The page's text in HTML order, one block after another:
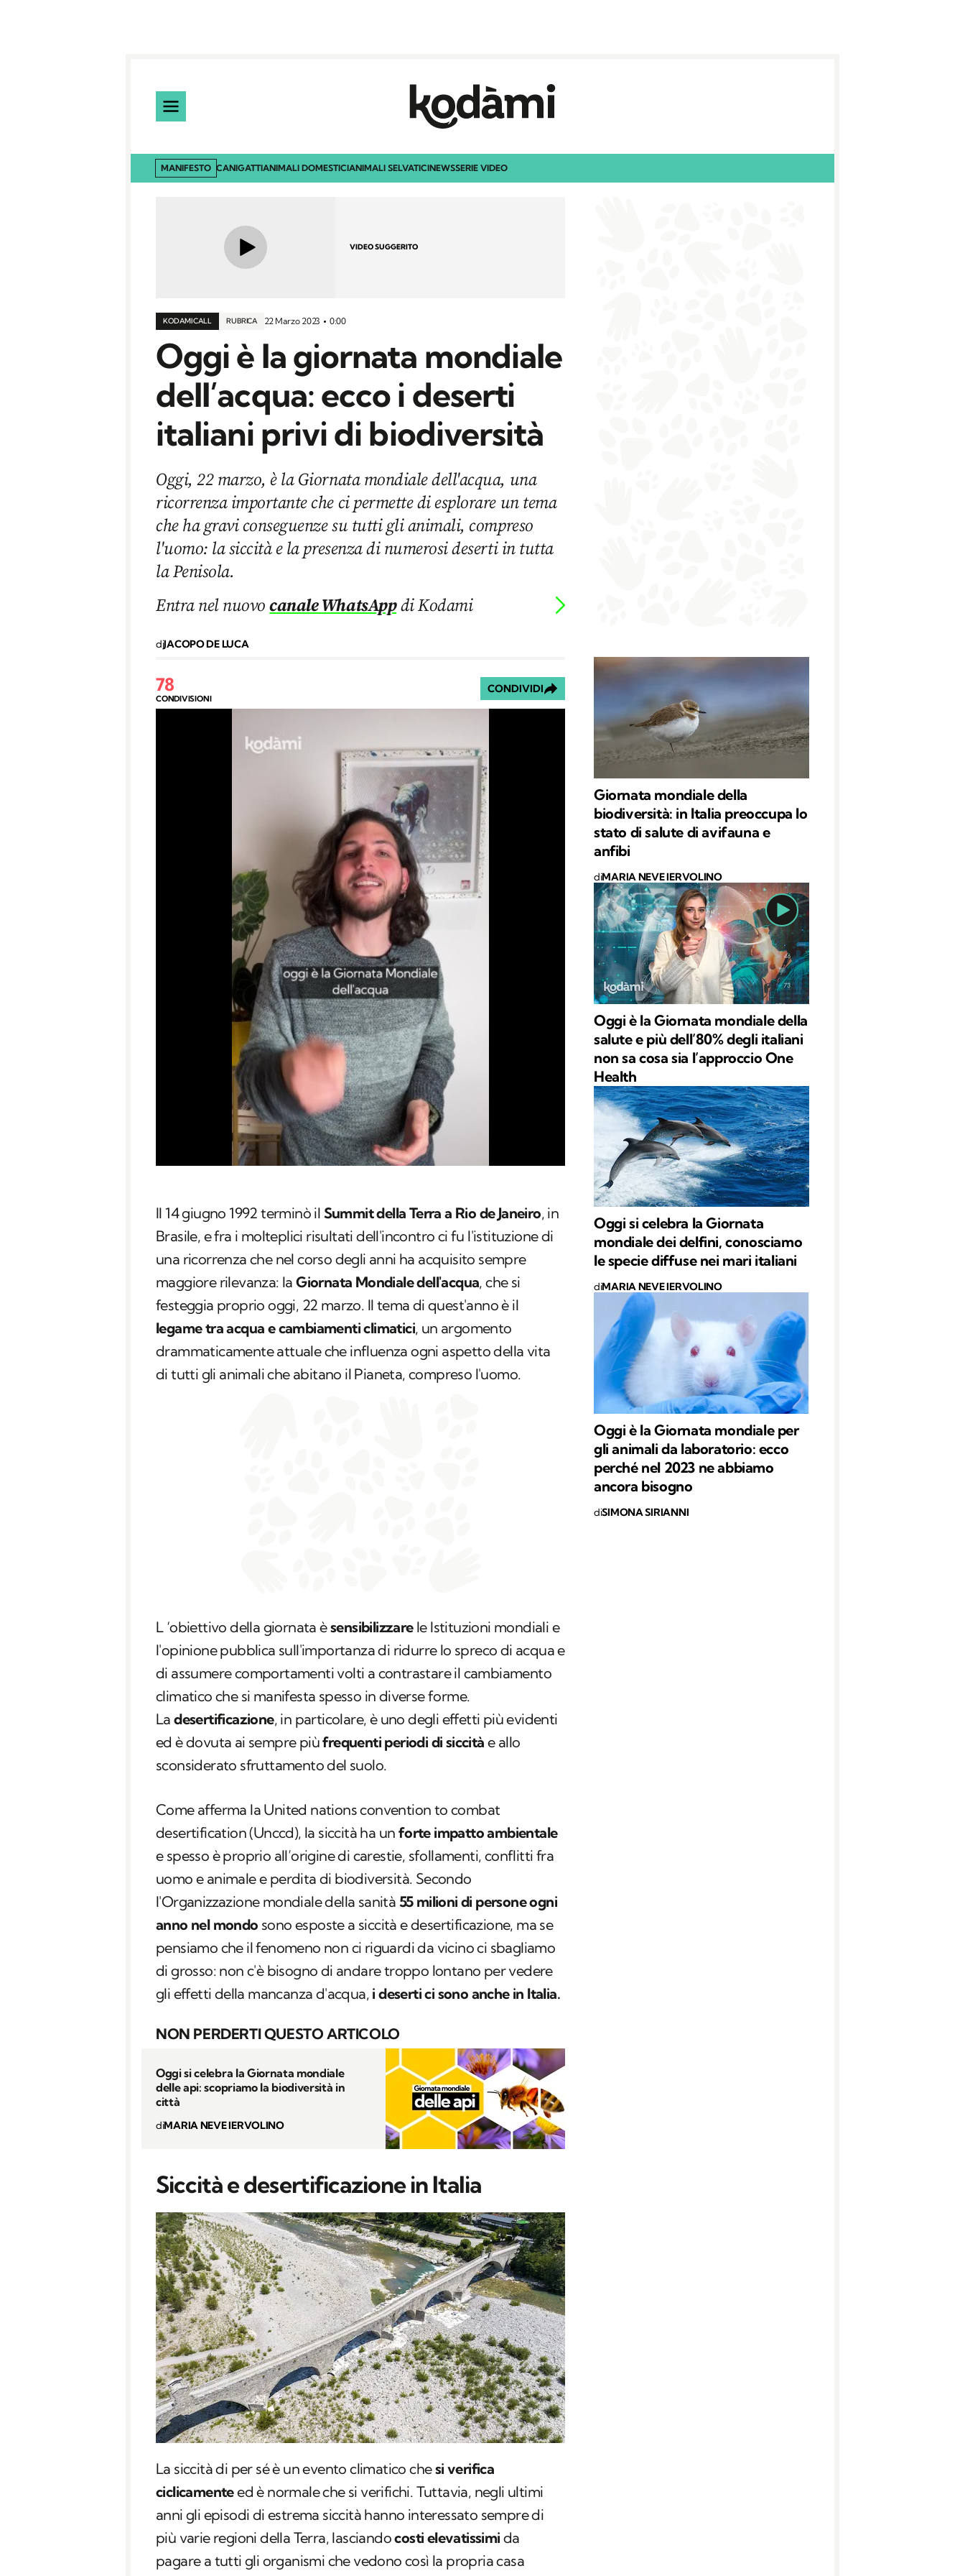
MANIFESTO CANIGATTIANIMALI DOMESTICIANIMALI SELVATICINEWSSERIE VIDEO
VIDEO SUGGERITO
KODAMI CALL RUBRICA 22 Marzo 2023 0:00
Oggi è la giornata mondiale
dell’acqua: ecco i deserti
italiani privi di biodiversità
Oggi, 22 marzo, è la Giornata mondiale dell'acqua, una
ricorrenza importante che ci permette di esplorare un tema
che ha gravi conseguenze su tutti gli animali, compreso
l'uomo: la siccità e la presenza di numerosi deserti in tutta
la Penisola.
Entra nel nuovocanale WhatsAppdi Kodami
diJACOPO DE LUCA
78
CONDIVISIONI
CONDIVIDI
Il 14 giugno 1992 terminò il Summit della Terra a Rio de Janeiro, in
Brasile, e fra i molteplici risultati dell'incontro ci fu l'istituzione di
una ricorrenza che nel corso degli anni ha acquisito sempre
maggiore rilevanza: laGiornata Mondiale dell'acqua, che si
festeggia proprio oggi, 22 marzo. Il tema di quest'anno è il
legame tra acqua e cambiamenti climatici, un argomento
drammaticamente attuale che influenza ogni aspetto della vita
di tutti gli animali che abitano il Pianeta, compreso l'uomo.
L ‘obiettivo della giornata èsensibilizzarele Istituzioni mondiali e
l'opinione pubblica sull'importanza di ridurre lo spreco di acqua e
di assumere comportamenti volti a contrastare il cambiamento
climatico che si manifesta spesso in diverse forme.
Ladesertificazione, in particolare, è uno degli effetti più evidenti
ed è dovuta ai sempre piùfrequenti periodi di siccità e allo
sconsiderato sfruttamento del suolo.
Come afferma la United nations convention to combat
desertification (Unccd), la siccità ha un forte impatto ambientale
e spesso è proprio all’origine di carestie, sfollamenti, conflitti fra
uomo e animale e perdita di biodiversità. Secondo
l'Organizzazione mondiale della sanità 55 milioni di persone ogni
anno nel mondo sono esposte a siccità e desertificazione, ma se
pensiamo che il fenomeno non ci riguardi da vicino ci sbagliamo
di grosso: non c'è bisogno di andare troppo lontano per vedere
gli effetti della mancanza d'acqua, i deserti ci sono anche in Italia.
NON PERDERTI QUESTO ARTICOLO
Oggi si celebra la Giornata mondiale
delle api: scopriamo la biodiversità in
città
diMARIA NEVE IERVOLINO
Siccità e desertificazione in Italia
La siccità di per sé è un evento climatico chesi verifica
ciclicamenteed è normale che si verifichi. Tuttavia, negli ultimi
anni gli episodi di estrema siccità hanno interessato sempre di
più varie regioni della Terra, lasciandocosti elevatissimi da
pagare a tutti gli organismi che vedono così la propria casa
Giornata mondiale della
biodiversità: in Italia preoccupa lo
stato di salute di avifauna e
anfibi
diMARIA NEVE IERVOLINO
Oggi è la Giornata mondiale della
salute e più dell’80% degli italiani
non sa cosa sia l’approccio One
Health
Oggi si celebra la Giornata
mondiale dei delfini, conosciamo
le specie diffuse nei mari italiani
diMARIA NEVE IERVOLINO
Oggi è la Giornata mondiale per
gli animali da laboratorio: ecco
perché nel 2023 ne abbiamo
ancora bisogno
diSIMONA SIRIANNI